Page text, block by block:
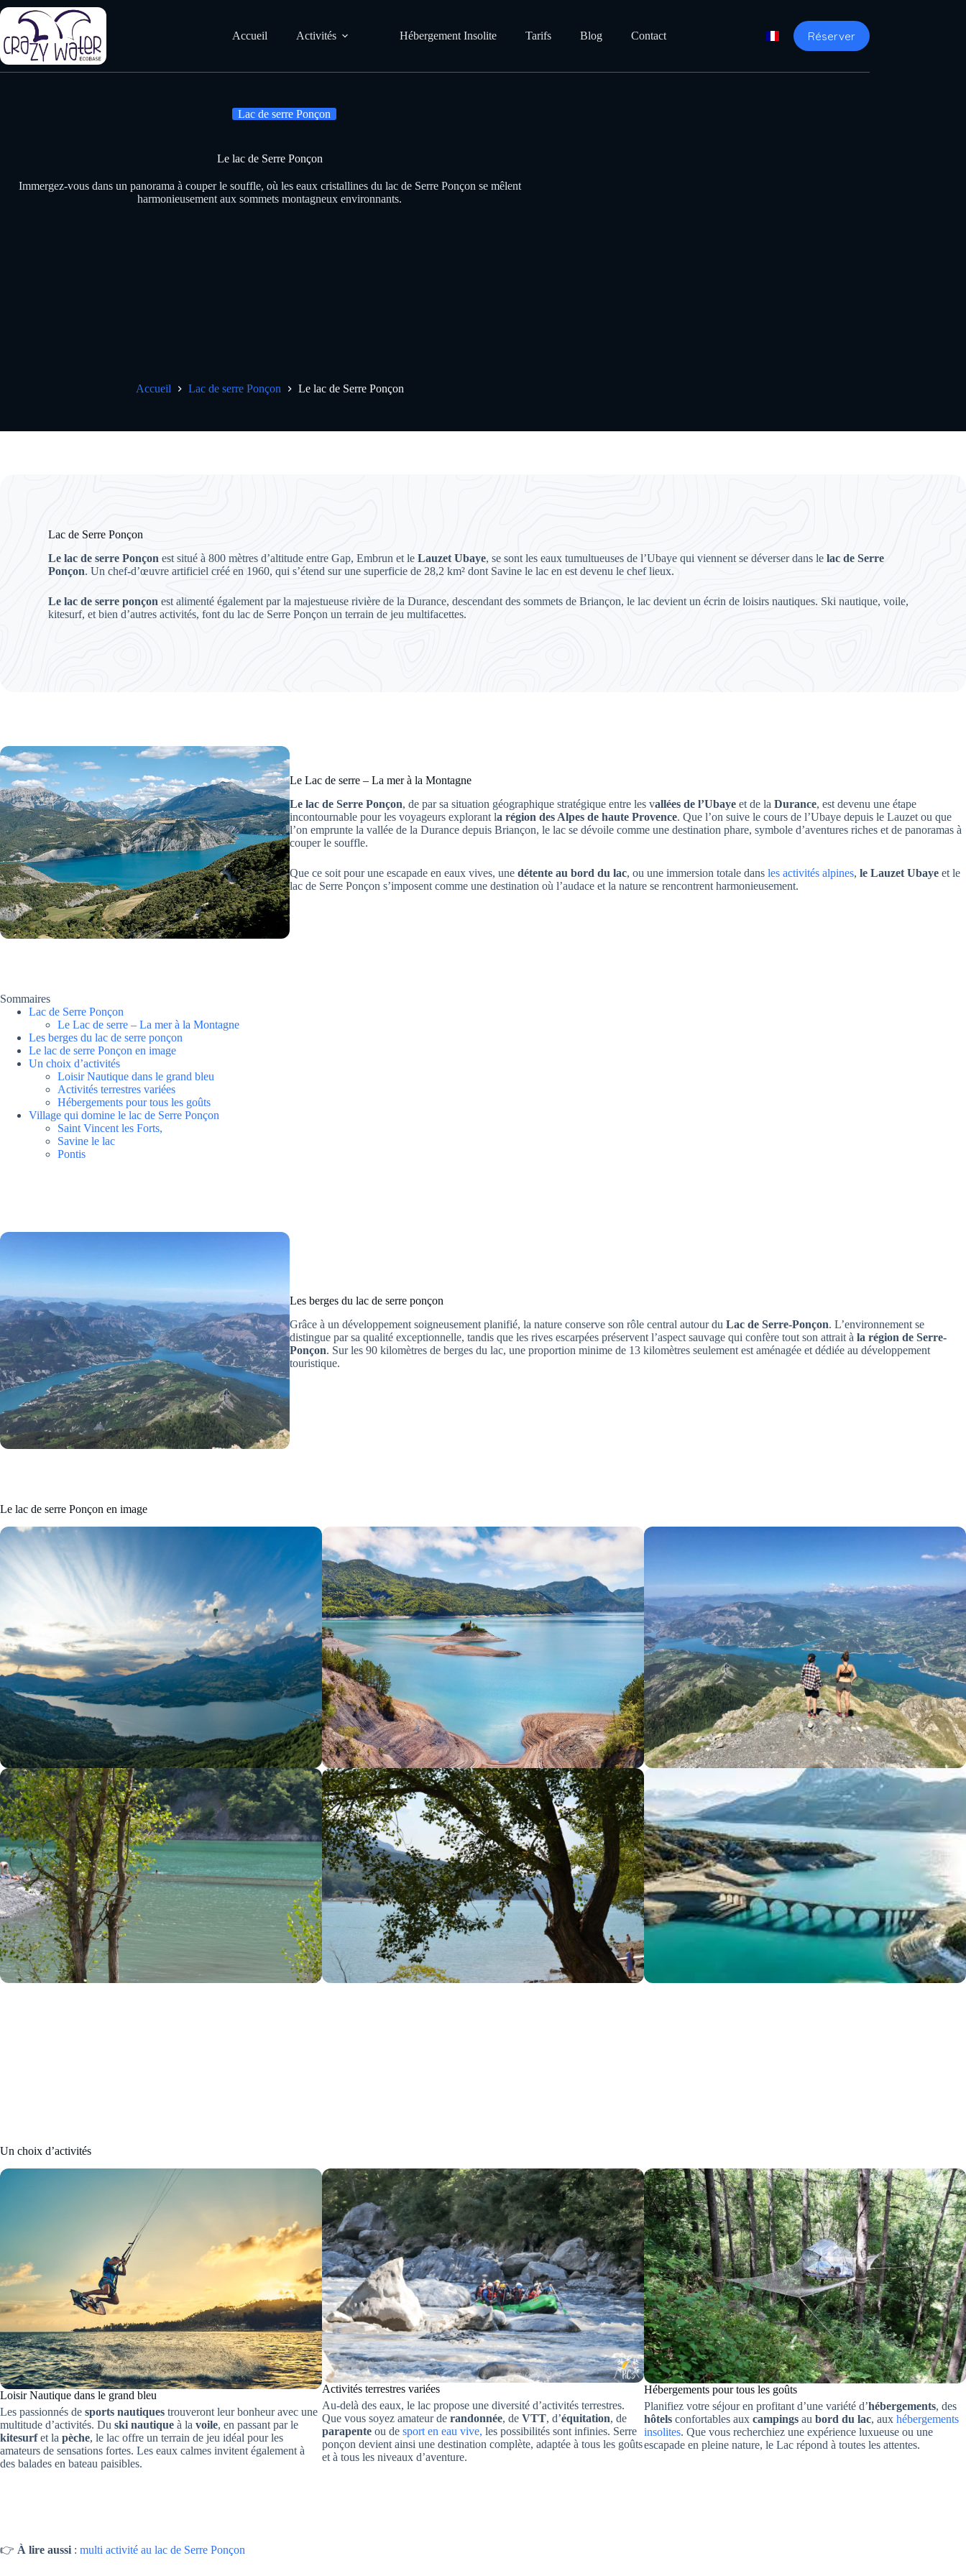
Passer
au
contenu
Accueil Activités Hébergement Insolite Tarifs Blog Contact Réserver
Lac de serre Ponçon
Le lac de Serre Ponçon
Immergez-vous dans un panorama à couper le souffle, où les eaux cristallines du lac de Serre Ponçon se mêlent
harmonieusement aux sommets montagneux environnants.
Accueil Lac de serre Ponçon Le lac de Serre Ponçon
Lac de Serre Ponçon
Le lac de serre Ponçon est situé à 800 mètres d’altitude entre Gap, Embrun et leLauzet Ubaye, se sont les eaux tumultueuses de l’Ubaye qui viennent se déverser dans lelac de Serre
Ponçon. Un chef-d’œuvre artificiel créé en 1960, qui s’étend sur une superficie de 28,2 km² dont Savine le lac en est devenu le chef lieux.
Le lac de serre ponçon est alimenté également par la majestueuse rivière de la Durance, descendant des sommets de Briançon, le lac devient un écrin de loisirs nautiques. Ski nautique, voile,
kitesurf, et bien d’autres activités, font du lac de Serre Ponçon un terrain de jeu multifacettes.
Le Lac de serre – La mer à la Montagne
Le lac de Serre Ponçon, de par sa situation géographique stratégique entre les vallées de l’Ubaye et de la Durance, est devenu une étape
incontournable pour les voyageurs explorant la région des Alpes de haute Provence. Que l’on suive le cours de l’Ubaye depuis le Lauzet ou que
l’on emprunte la vallée de la Durance depuis Briançon, le lac se dévoile comme une destination phare, symbole d’aventures riches et de panoramas à
couper le souffle.
Que ce soit pour une escapade en eaux vives, unedétente au bord du lac, ou une immersion totale dansles activités alpines,le Lauzet Ubaye et le
lac de Serre Ponçon s’imposent comme une destination où l’audace et la nature se rencontrent harmonieusement.
Sommaires
Lac de Serre Ponçon
Le Lac de serre – La mer à la Montagne
Les berges du lac de serre ponçon
Le lac de serre Ponçon en image
Un choix d’activités
Loisir Nautique dans le grand bleu
Activités terrestres variées
Hébergements pour tous les goûts
Village qui domine le lac de Serre Ponçon
Saint Vincent les Forts,
Savine le lac
Pontis
Les berges du lac de serre ponçon
Grâce à un développement soigneusement planifié, la nature conserve son rôle central autour duLac de Serre-Ponçon. L’environnement se
distingue par sa qualité exceptionnelle, tandis que les rives escarpées préservent l’aspect sauvage qui confère tout son attrait àla région de Serre-
Ponçon. Sur les 90 kilomètres de berges du lac, une proportion minime de 13 kilomètres seulement est aménagée et dédiée au développement
touristique.
Le lac de serre Ponçon en image
Un choix d’activités
Loisir Nautique dans le grand bleu
Les passionnés de sports nautiques trouveront leur bonheur avec une
multitude d’activités. Du ski nautique à la voile, en passant par le
kitesurfet la pèche, le lac offre un terrain de jeu idéal pour les
amateurs de sensations fortes. Les eaux calmes invitent également à
des balades en bateau paisibles.
Activités terrestres variées
Au-delà des eaux, le lac propose une diversité d’activités terrestres.
Que vous soyez amateur de randonnée, de VTT, d’équitation, de
parapente ou de sport en eau vive, les possibilités sont infinies. Serre
ponçon devient ainsi une destination complète, adaptée à tous les goûts
et à tous les niveaux d’aventure.
Hébergements pour tous les goûts
Planifiez votre séjour en profitant d’une variété d’hébergements, des
hôtels confortables aux campings au bord du lac, aux hébergements
insolites. Que vous recherchiez une expérience luxueuse ou une
escapade en pleine nature, le Lac répond à toutes les attentes.
👉 À lire aussi : multi activité au lac de Serre Ponçon